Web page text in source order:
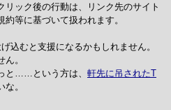
リック後の行動は、リンク先のサイト
等に基づいて扱われます。
込むと支援になるかもしれません。
。
と……という方は、 軒先に吊されたT
。